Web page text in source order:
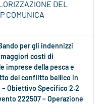
DEL
COMUNICA
per gli indennizzi
costi di
imprese della pesca e
del conflitto bellico in
– Obiettivo Specifico 2.2
222507 – Operazione